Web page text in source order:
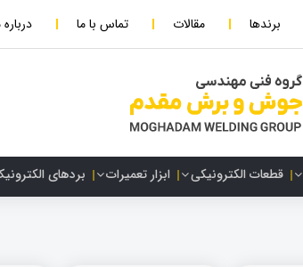
برندها مقالات تماس با ما درباره
قطعات الکترونیکی ابزار تعمیرات بردهای